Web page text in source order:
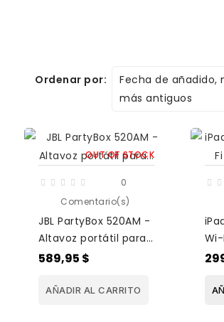
Ordenar por:
Fecha de añadido,
más antiguos
OUT OF STOCK
0
Comentario(s)
JBL PartyBox 520AM -
Altavoz portátil para
fiestas , IA Sound
589,95 $
AÑADIR AL CARRITO
Wi-
iOS